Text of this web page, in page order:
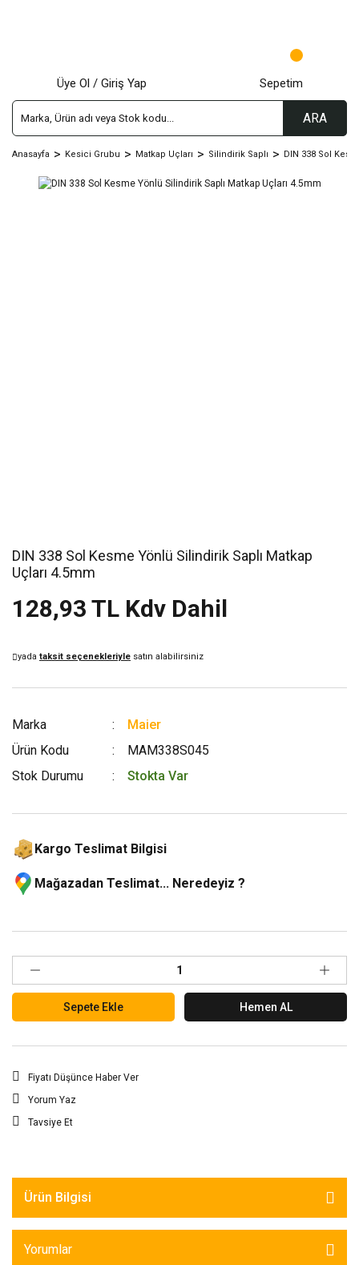
ARA
Üye Ol / Giriş Yap Sepetim
Anasayfa Kesici Grubu Matkap Uçları Silindirik Saplı DIN 338 Sol
DIN 338 Sol Kesme Yönlü Silindirik Saplı Matkap
Uçları 4.5mm
128,93 TL Kdv Dahil
yada taksit seçenekleriyle satın alabilirsiniz
Marka
Maier
Ürün Kodu
MAM338S045
Stok Durumu
Stokta Var
Kargo Teslimat Bilgisi
Mağazadan Teslimat... Neredeyiz ?
Sepete Ekle Hemen AL
Fiyatı Düşünce Haber Ver
Yorum Yaz
Tavsiye Et
Ürün Bilgisi
Yorumlar